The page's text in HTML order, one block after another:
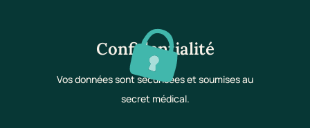
Confidentialité
Vos données sont sécurisées et soumises au
secret médical.